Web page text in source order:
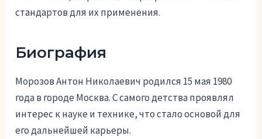
стандартов для их применения.
Биография
Морозов Антон Николаевич родился 15 мая 1980
года в городе Москва. С самого детства проявлял
интерес к науке и технике, что стало основой для
его дальнейшей карьеры.